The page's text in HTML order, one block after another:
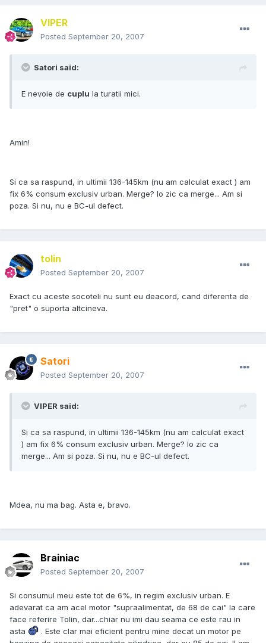
VIPER
Posted September 20, 2007
Satori said:
E nevoie de cuplu la turatii mici.
Amin!
Si ca sa raspund, in ultimii 136-145km (nu am calculat exact ) am
fix 6% consum exclusiv urban. Merge? Io zic ca merge... Am si
poza. Si nu, nu e BC-ul defect.
tolin
Posted September 20, 2007
Exact cu aceste socoteli nu sunt eu deacord, cand diferenta de
"pret" o suporta altcineva.
Satori
Posted September 20, 2007
VIPER said:
Si ca sa raspund, in ultimii 136-145km (nu am calculat exact
) am fix 6% consum exclusiv urban. Merge? Io zic ca
merge... Am si poza. Si nu, nu e BC-ul defect.
Mdea, nu ma bag. Asta e, bravo.
Brainiac
Posted September 20, 2007
Si consumul meu este tot de 6%, in regim exclusiv urban. E
adevarat ca am acel motor "supraalimentat, de 68 de cai" la care
face referire Tolin, dar...chiar nu imi dau seama ce este rau in
asta
. Este clar mai eficient pentru mine decat un motor pe